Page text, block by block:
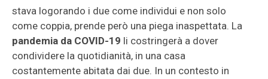
stava logorando i due come individui e non solo
come coppia, prende però una piega inaspettata. La
pandemia da COVID-19 li costringerà a dover
condividere la quotidianità, in una casa
costantemente abitata dai due. In un contesto in